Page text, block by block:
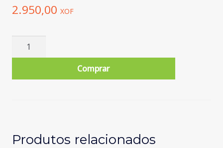
2.950,00 XOF
Quantidade
em
Comprar
Produtos relacionados